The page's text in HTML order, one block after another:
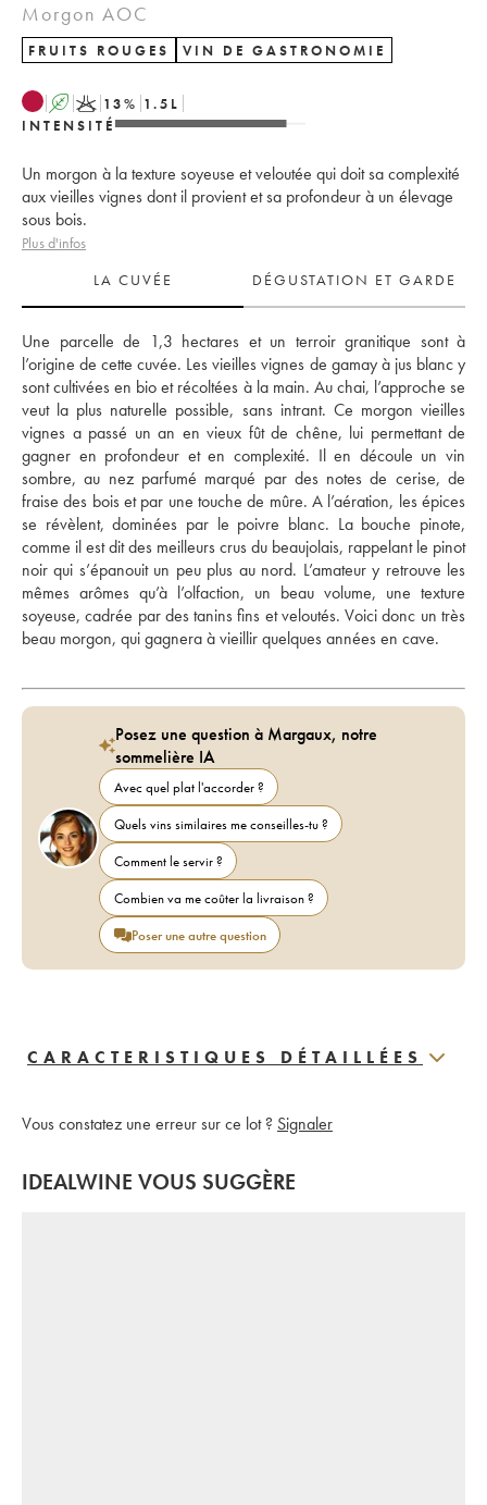
Morgon AOC
FRUITS ROUGES VIN DE GASTRONOMIE
A K 13% 1.5 L
INTENSITÉ
Un morgon à la texture soyeuse et veloutée qui doit sa complexité
aux vieilles vignes dont il provient et sa profondeur à un élevage
sous bois.
Plus d'infos
LA CUVÉE
DÉGUSTATION ET GARDE
Une parcelle de 1,3 hectares et un terroir granitique sont à
l’origine de cette cuvée. Les vieilles vignes de gamay à jus blanc y
sont cultivées en bio et récoltées à la main. Au chai, l’approche se
veut la plus naturelle possible, sans intrant. Ce morgon vieilles
vignes a passé un an en vieux fût de chêne, lui permettant de
gagner en profondeur et en complexité. Il en découle un vin
sombre, au nez parfumé marqué par des notes de cerise, de
fraise des bois et par une touche de mûre. A l’aération, les épices
se révèlent, dominées par le poivre blanc. La bouche pinote,
comme il est dit des meilleurs crus du beaujolais, rappelant le pinot
noir qui s’épanouit un peu plus au nord. L’amateur y retrouve les
mêmes arômes qu’à l’olfaction, un beau volume, une texture
soyeuse, cadrée par des tanins fins et veloutés. Voici donc un très
beau morgon, qui gagnera à vieillir quelques années en cave.
Posez une question à Margaux, notre
sommelière IA
Avec quel plat l'accorder ?
Quels vins similaires me conseilles-tu ?
Comment le servir ?
Combien va me coûter la livraison ?
Poser une autre question
CARACTERISTIQUES DÉTAILLÉES
Vous constatez une erreur sur ce lot ? Signaler
IDEALWINE VOUS SUGGÈRE